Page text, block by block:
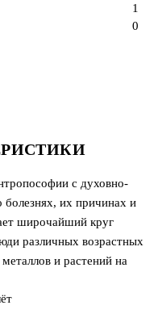
с духовно-
болезнях, их причинах и
широчайший круг
различных возрастных
и растений на
0
1